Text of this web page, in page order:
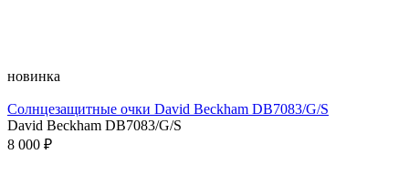
новинка
Солнцезащитные очки David Beckham DB7083/G/S
David Beckham DB7083/G/S
8 000 ₽